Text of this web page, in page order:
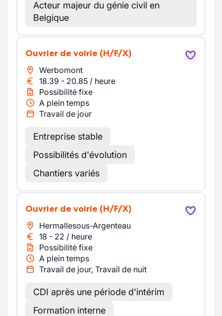
Acteur majeur du génie civil en
Belgique
Ouvrier de voirie (H/F/X)
Werbomont
18.39 - 20.85 / heure
Possibilité fixe
A plein temps
Travail de jour
Entreprise stable
Possibilités d'évolution
Chantiers variés
Ouvrier de voirie (H/F/X)
Hermallesous-Argenteau
18 - 22 / heure
Possibilité fixe
A plein temps
Travail de jour, Travail de nuit
CDI après une période d'intérim
Formation interne